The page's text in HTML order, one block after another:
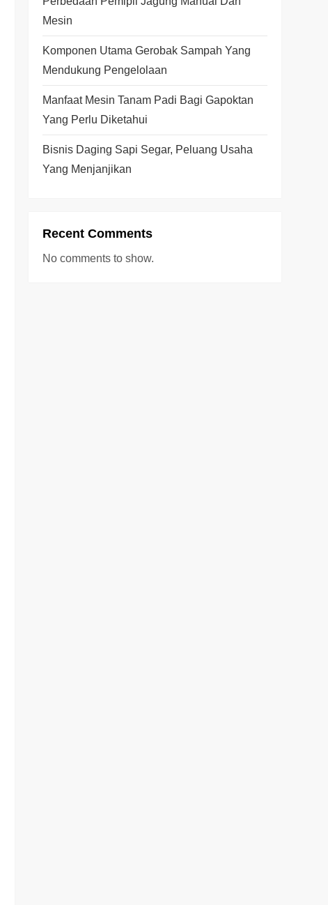
Mesin
Komponen Utama Gerobak Sampah Yang
Mendukung Pengelolaan
Manfaat Mesin Tanam Padi Bagi Gapoktan
Yang Perlu Diketahui
Bisnis Daging Sapi Segar, Peluang Usaha
Yang Menjanjikan
Recent Comments
No comments to show.